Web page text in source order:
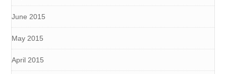
June 2015
May 2015
April 2015